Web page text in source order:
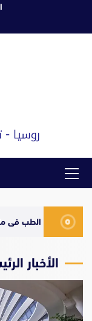
القائمة
دراسة الطب فى
الأخبار